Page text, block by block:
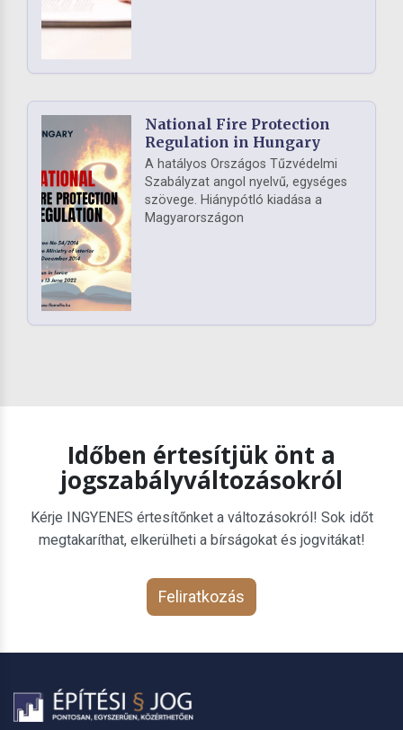
National Fire Protection
Regulation in Hungary
A hatályos Országos Tűzvédelmi
Szabályzat angol nyelvű, egységes
szövege. Hiánypótló kiadása a
Magyarországon
Időben értesítjük önt a
jogszabályváltozásokról
Kérje INGYENES értesítőnket a változásokról! Sok időt
megtakaríthat, elkerülheti a bírságokat és jogvitákat!
Feliratkozás